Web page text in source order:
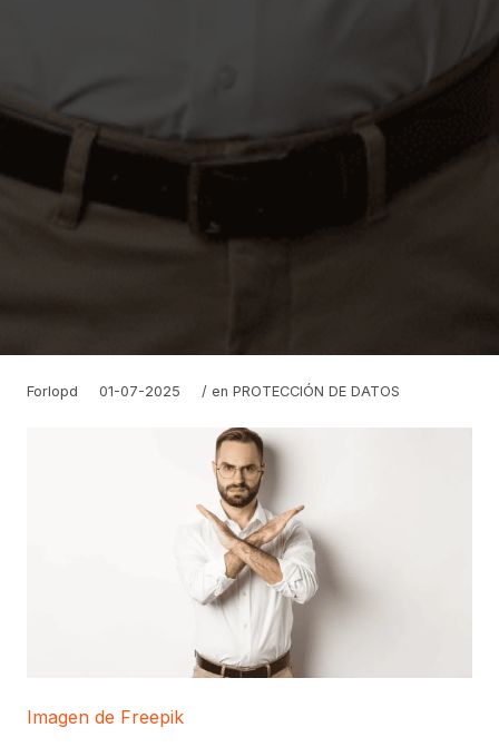
Forlopd 01-07-2025 / enPROTECCIÓN DE DATOS
Imagen de Freepik